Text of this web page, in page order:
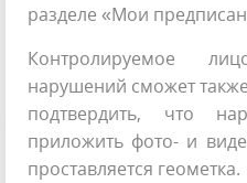
разделе «Мои
Контролируемое
нарушений сможет
подтвердить, что
приложить фото- и
проставляется геометка.